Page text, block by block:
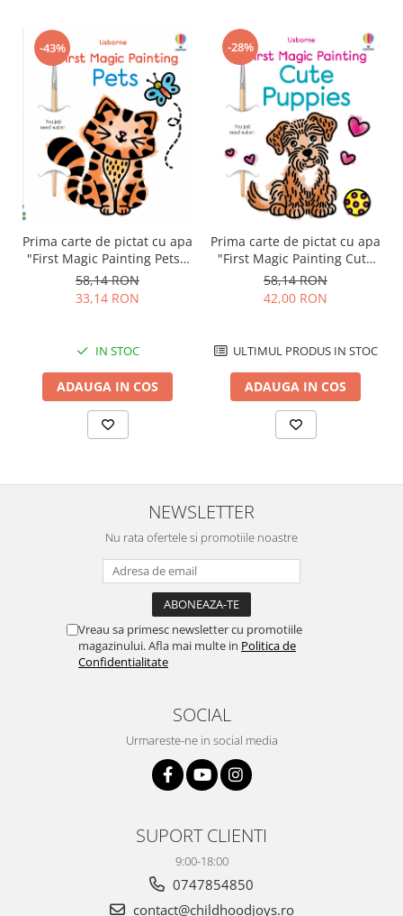
-43%
Prima carte de pictat cu apa
"First Magic Painting Pets",
Usborne
58,14 RON
33,14 RON
IN STOC
ADAUGA IN COS
-28%
Prima carte de pictat cu apa
"First Magic Painting Cute
Puppies", Usborne
58,14 RON
42,00 RON
ULTIMUL PRODUS IN STOC
ADAUGA IN COS
NEWSLETTER
Nu rata ofertele si promotiile noastre
Vreau sa primesc newsletter cu promotiile
magazinului. Afla mai multe in Politica de
Confidentialitate
SOCIAL
Urmareste-ne in social media
SUPORT CLIENTI
9:00-18:00
0747854850
contact@childhoodjoys.ro